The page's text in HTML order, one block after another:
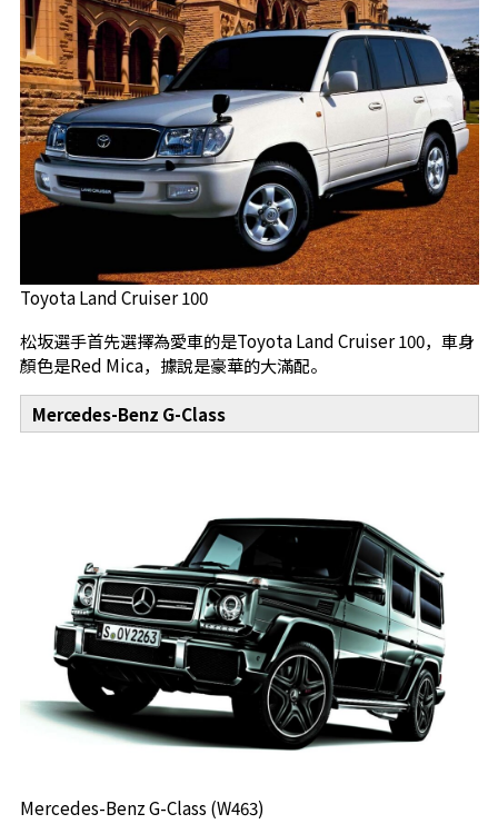
Toyota Land Cruiser 100
松坂選手首先選擇為愛車的是Toyota Land Cruiser 100，車身
顏色是Red Mica，據說是豪華的大滿配。
Mercedes-Benz G-Class
Mercedes-Benz G-Class (W463)